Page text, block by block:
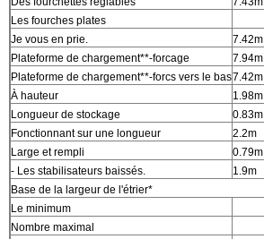
Les fourches plates
Je vous en prie.
7.42m
Plateforme de chargement**-forcage
7.94m
Plateforme de chargement**-forcs vers le bas7.42m
À hauteur
1.98m
Longueur de stockage
0.83m
Fonctionnant sur une longueur
2.2m
Large et rempli
0.79m
- Les stabilisateurs baissés.
1.9m
Base de la largeur de l'étrier*
Le minimum
Nombre maximal